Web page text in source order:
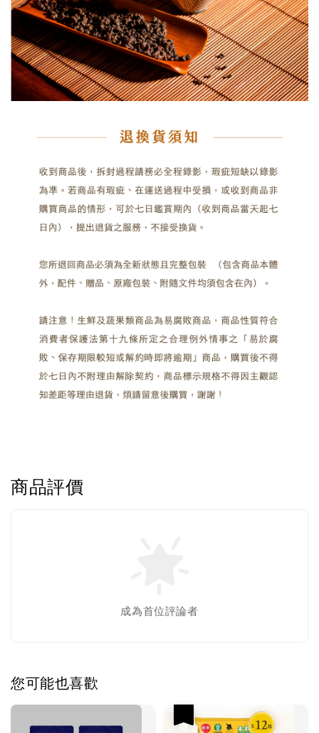
商品評價
成為首位評論者
您可能也喜歡